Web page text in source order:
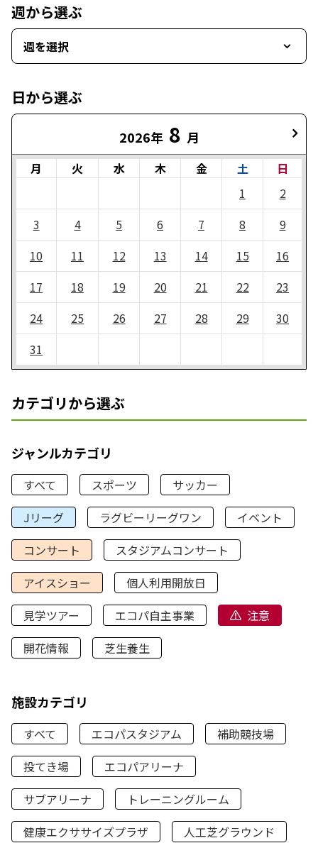
週から選ぶ
週を選択
日から選ぶ
2026年 8 月
月 火 水 木 金 土
日
1
2
3
4 5 6 7 8
9
10
11 12 13 14 15
16
17
18 19 20 21 22
23
24
25 26 27 28 29
30
31
カテゴリから選ぶ
ジャンルカテゴリ
すべて スポーツ
サッカー
Jリーグ
ラグビーリーグワン
イベント
コンサート
スタジアムコンサート
アイスショー
個人利用開放日
見学ツアー
エコパ自主事業
注意
開花情報
芝生養生
施設カテゴリ
すべて エコパスタジアム
補助競技場
投てき場
エコパアリーナ
サブアリーナ
トレーニングルーム
健康エクササイズプラザ
人工芝グラウンド